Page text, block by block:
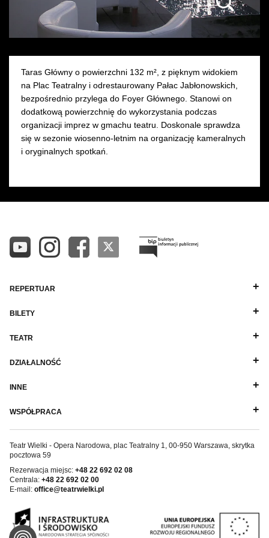
Wynajem kostiumów
Fundusze unijne
Dotacje celowe
Taras Główny o powierzchni 132 m², z pięknym widokiem
na Plac Teatralny i odrestaurowany Pałac Jabłonowskich,
bezpośrednio przylega do Foyer Głównego. Stanowi on
dodatkową powierzchnię do wykorzystania podczas
organizacji imprez w gmachu teatru. Doskonale sprawdza
się w sezonie wiosenno-letnim na organizację kameralnych
i oryginalnych spotkań.
REPERTUAR
BILETY
TEATR
DZIAŁALNOŚĆ
INNE
WSPÓŁPRACA
Teatr Wielki - Opera Narodowa, plac Teatralny 1, 00-950 Warszawa, skrytka
pocztowa 59
Rezerwacja miejsc: +48 22 692 02 08
Centrala: +48 22 692 02 00
E-mail: office@teatrwielki.pl